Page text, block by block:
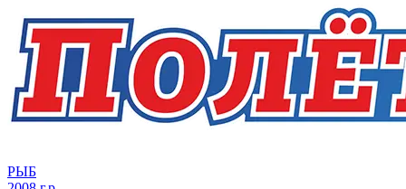
РЫБ